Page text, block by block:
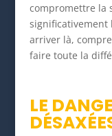
compromettre la
significativement
arriver là,
faire toute la
LE